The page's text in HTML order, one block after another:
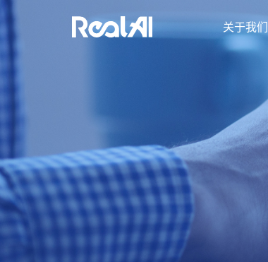
关于我们